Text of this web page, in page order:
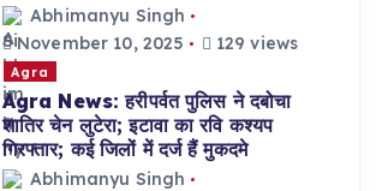
Abhimanyu Singh
November 10, 2025
129 views
Agra
Agra News: हरीपर्वत पुलिस ने दबोचा
शातिर चेन लुटेरा; इटावा का रवि कश्यप
गिरफ्तार; कई जिलों में दर्ज हैं मुकदमे
Abhimanyu Singh